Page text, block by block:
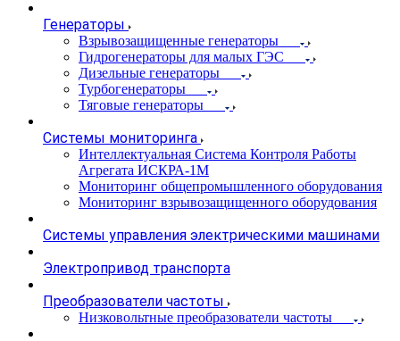
Генераторы
Взрывозащищенные генераторы
Гидрогенераторы для малых ГЭС
Дизельные генераторы
Турбогенераторы
Тяговые генераторы
Системы мониторинга
Интеллектуальная Система Контроля Работы
Агрегата ИСКРА-1М
Мониторинг общепромышленного оборудования
Мониторинг взрывозащищенного оборудования
Системы управления электрическими машинами
Электропривод транспорта
Преобразователи частоты
Низковольтные преобразователи частоты